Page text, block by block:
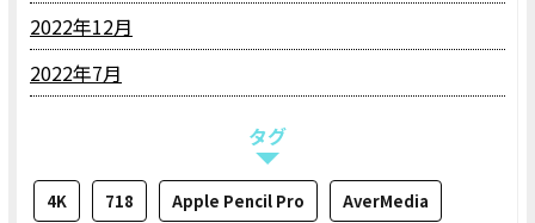
2022年12月
2022年7月
タグ
4K 718 Apple Pencil Pro AverMedia